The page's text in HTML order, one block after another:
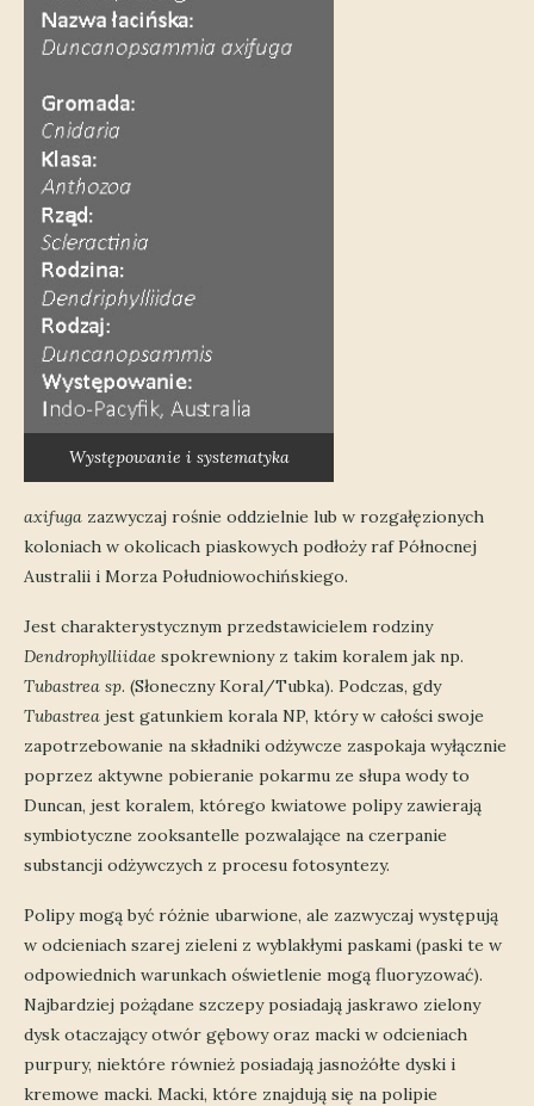
Występowanie i systematyka
axifuga zazwyczaj rośnie oddzielnie lub w rozgałęzionych
koloniach w okolicach piaskowych podłoży raf Północnej
Australii i Morza Południowochińskiego.
Jest charakterystycznym przedstawicielem rodziny
Dendrophylliidae spokrewniony z takim koralem jak np.
Tubastrea sp. (Słoneczny Koral/Tubka). Podczas, gdy
Tubastrea jest gatunkiem korala NP, który w całości swoje
zapotrzebowanie na składniki odżywcze zaspokaja wyłącznie
poprzez aktywne pobieranie pokarmu ze słupa wody to
Duncan, jest koralem, którego kwiatowe polipy zawierają
symbiotyczne zooksantelle pozwalające na czerpanie
substancji odżywczych z procesu fotosyntezy.
Polipy mogą być różnie ubarwione, ale zazwyczaj występują
w odcieniach szarej zieleni z wyblakłymi paskami (paski te w
odpowiednich warunkach oświetlenie mogą fluoryzować).
Najbardziej pożądane szczepy posiadają jaskrawo zielony
dysk otaczający otwór gębowy oraz macki w odcieniach
purpury, niektóre również posiadają jasnożółte dyski i
kremowe macki. Macki, które znajdują się na polipie